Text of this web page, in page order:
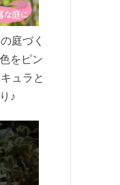
庭づく
をピン
ュラと
♪